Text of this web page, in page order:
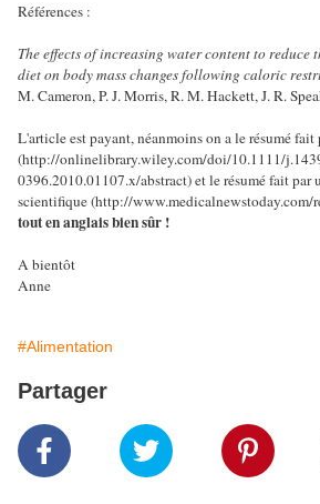
Références :
The effects of increasing water content to reduce
diet on body mass changes following caloric
M. Cameron, P. J. Morris, R. M. Hackett, J. R.
L'article est payant, néanmoins on a le résumé fait
(http://onlinelibrary.wiley.com/doi/10.1111/
0396.2010.01107.x/abstract) et le résumé fait par
scientifique (http://www.medicalnewstoday.com/
tout en anglais bien sûr !
A bientôt
Anne
#Alimentation
Partager